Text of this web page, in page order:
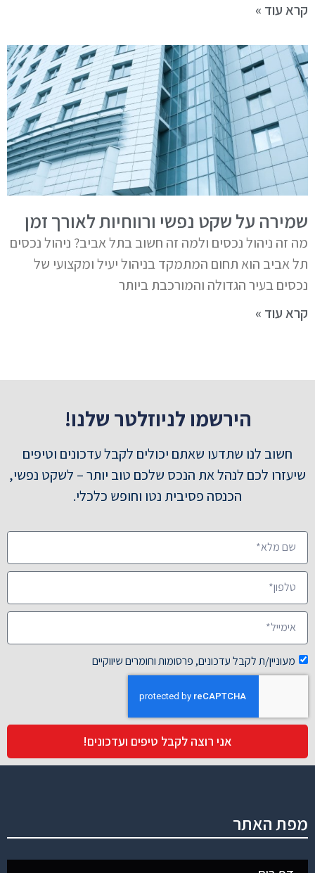
קרא עוד »
שמירה על שקט נפשי ורווחיות לאורך זמן
מה זה ניהול נכסים ולמה זה חשוב בתל אביב? ניהול נכסים
תל אביב הוא תחום המתמקד בניהול יעיל ומקצועי של
נכסים בעיר הגדולה והמורכבת ביותר
קרא עוד »
הירשמו לניוזלטר שלנו!
חשוב לנו שתדעו שאתם יכולים לקבל עדכונים וטיפים
שיעזרו לכם לנהל את הנכס שלכם טוב יותר – לשקט נפשי,
הכנסה פסיבית נטו וחופש כלכלי.
מעוניין/ת לקבל עדכונים, פרסומות וחומרים שיווקיים
אני רוצה לקבל טיפים ועדכונים!
מפת האתר